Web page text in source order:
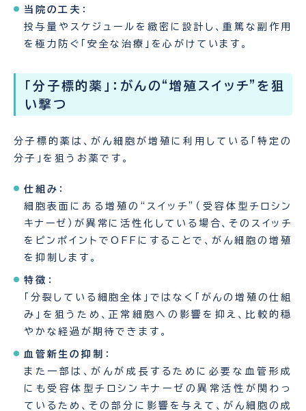
当院の工夫 ：
投与量やスケジュールを緻密に設計し、重篤な副作用
を極力防ぐ「安全な治療」を心がけています。
「分子標的薬」：がんの“増殖スイッチ”を狙
い撃つ
分子標的薬は、がん細胞が増殖に利用している「特定の
分子」を狙うお薬です。
仕組み ：
細胞表面にある増殖の“スイッチ”（受容体型チロシン
キナーゼ）が異常に活性化している場合、そのスイッチ
をピンポイントでOFFにすることで、がん細胞の増殖
を抑制します。
特徴 ：
「分裂している細胞全体」ではなく「がんの増殖の仕組
み」を狙うため、正常細胞への影響を抑え、比較的穏
やかな経過が期待できます。
血管新生の抑制
：
また一部は、がんが成長するために必要な血管形成
にも受容体型チロシンキナーゼの異常活性が関わっ
ているため、その部分に影響を与えて、がん細胞の成